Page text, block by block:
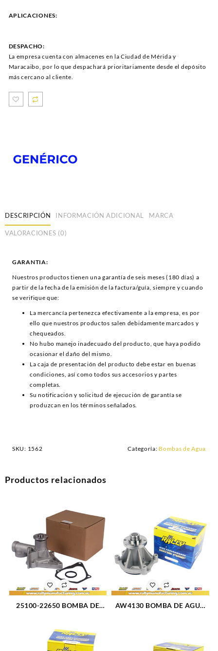
APLICACIONES:
DESPACHO:
La empresa cuenta con almacenes en la Ciudad de Mérida y
Maracaibo, por lo que despachará prioritariamente desde el depósito
más cercano al cliente.
DESCRIPCIÓN INFORMACIÓN ADICIONAL MARCA
VALORACIONES (0)
GARANTIA:
Nuestros productos tienen una garantía de seis meses (180 días) a
partir de la fecha de la emisión de la factura/guía, siempre y cuando
se verifique que:
La mercancía pertenezca efectivamente a la empresa, es por
ello que nuestros productos salen debidamente marcados y
chequeados.
No hubo manejo inadecuado del producto, que haya podido
ocasionar el daño del mismo.
La caja de presentación del producto debe estar en buenas
condiciones, así como todos sus accesorios y partes
completas.
Su notificación y solicitud de ejecución de garantía se
produzcan en los términos señalados.
SKU: 1562 Categoría: Bombas de Agua
Productos relacionados
25100-22650 BOMBA DE
AW4130 BOMBA DE AGUA
(1982)